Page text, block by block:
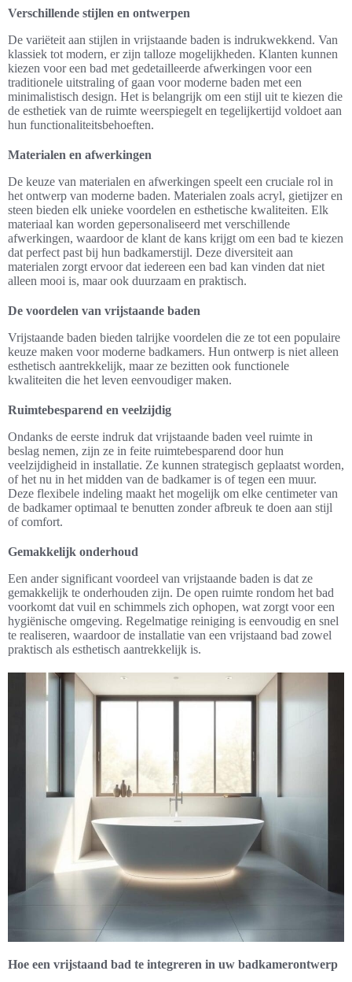
Verschillende stijlen en ontwerpen
De variëteit aan stijlen in vrijstaande baden is indrukwekkend. Van
klassiek tot modern, er zijn talloze mogelijkheden. Klanten kunnen
kiezen voor een bad met gedetailleerde afwerkingen voor een
traditionele uitstraling of gaan voor moderne baden met een
minimalistisch design. Het is belangrijk om een stijl uit te kiezen die
de esthetiek van de ruimte weerspiegelt en tegelijkertijd voldoet aan
hun functionaliteitsbehoeften.
Materialen en afwerkingen
De keuze van materialen en afwerkingen speelt een cruciale rol in
het ontwerp van moderne baden. Materialen zoals acryl, gietijzer en
steen bieden elk unieke voordelen en esthetische kwaliteiten. Elk
materiaal kan worden gepersonaliseerd met verschillende
afwerkingen, waardoor de klant de kans krijgt om een bad te kiezen
dat perfect past bij hun badkamerstijl. Deze diversiteit aan
materialen zorgt ervoor dat iedereen een bad kan vinden dat niet
alleen mooi is, maar ook duurzaam en praktisch.
De voordelen van vrijstaande baden
Vrijstaande baden bieden talrijke voordelen die ze tot een populaire
keuze maken voor moderne badkamers. Hun ontwerp is niet alleen
esthetisch aantrekkelijk, maar ze bezitten ook functionele
kwaliteiten die het leven eenvoudiger maken.
Ruimtebesparend en veelzijdig
Ondanks de eerste indruk dat vrijstaande baden veel ruimte in
beslag nemen, zijn ze in feite ruimtebesparend door hun
veelzijdigheid in installatie. Ze kunnen strategisch geplaatst worden,
of het nu in het midden van de badkamer is of tegen een muur.
Deze flexibele indeling maakt het mogelijk om elke centimeter van
de badkamer optimaal te benutten zonder afbreuk te doen aan stijl
of comfort.
Gemakkelijk onderhoud
Een ander significant voordeel van vrijstaande baden is dat ze
gemakkelijk te onderhouden zijn. De open ruimte rondom het bad
voorkomt dat vuil en schimmels zich ophopen, wat zorgt voor een
hygiënische omgeving. Regelmatige reiniging is eenvoudig en snel
te realiseren, waardoor de installatie van een vrijstaand bad zowel
praktisch als esthetisch aantrekkelijk is.
Hoe een vrijstaand bad te integreren in uw badkamerontwerp